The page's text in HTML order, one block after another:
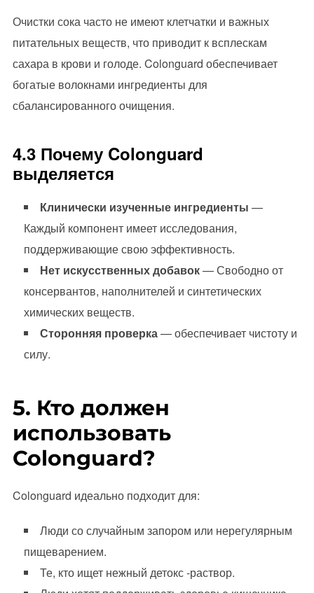
Очистки сока часто не имеют клетчатки и важных
питательных веществ, что приводит к всплескам
сахара в крови и голоде. Colonguard обеспечивает
богатые волокнами ингредиенты для
сбалансированного очищения.
4.3 Почему Colonguard
выделяется
Клинически изученные ингредиенты —
Каждый компонент имеет исследования,
поддерживающие свою эффективность.
Нет искусственных добавок— Свободно от
консервантов, наполнителей и синтетических
химических веществ.
Сторонняя проверка— обеспечивает чистоту и
силу.
5. Кто должен
использовать
Colonguard?
Colonguard идеально подходит для:
Люди со случайным запором или нерегулярным
пищеварением.
Те, кто ищет нежный детокс -раствор.